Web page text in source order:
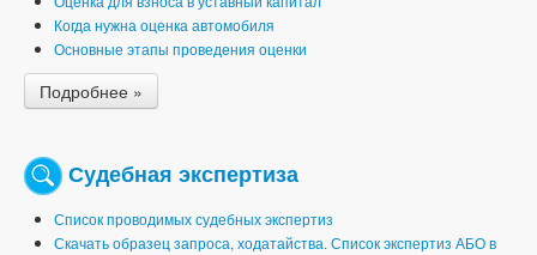
Когда нужна оценка автомобиля
Основные этапы проведения оценки
Подробнее »
Судебная экспертиза
Список проводимых судебных экспертиз
Скачать образец запроса, ходатайства. Список экспертиз АБО в